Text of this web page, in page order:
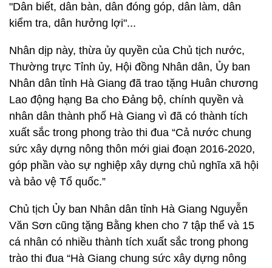
"Dân biết, dân bàn, dân đóng góp, dân làm, dân
kiểm tra, dân hưởng lợi"...
Nhân dịp này, thừa ủy quyền của Chủ tịch nước,
Thường trực Tỉnh ủy, Hội đồng Nhân dân, Ủy ban
Nhân dân tỉnh Hà Giang đã trao tặng Huân chương
Lao động hạng Ba cho Đảng bộ, chính quyền và
nhân dân thành phố Hà Giang vì đã có thành tích
xuất sắc trong phong trào thi đua “Cả nước chung
sức xây dựng nông thôn mới giai đoạn 2016-2020,
góp phần vào sự nghiệp xây dựng chủ nghĩa xã hội
và bảo vệ Tổ quốc.”
Chủ tịch Ủy ban Nhân dân tỉnh Hà Giang Nguyễn
Văn Sơn cũng tặng Bằng khen cho 7 tập thể và 15
cá nhân có nhiều thành tích xuất sắc trong phong
trào thi đua “Hà Giang chung sức xây dựng nông